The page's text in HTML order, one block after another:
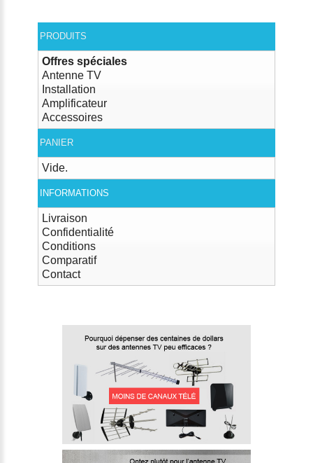
PRODUITS
Offres spéciales
Antenne TV
Installation
Amplificateur
Accessoires
PANIER
Vide.
INFORMATIONS
Livraison
Confidentialité
Conditions
Comparatif
Contact